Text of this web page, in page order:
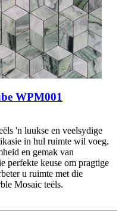
WPM001
'n luukse en veelsydige
in hul ruimte wil voeg.
en gemak van
perfekte keuse om pragtige
u ruimte met die
Mosaic teëls.